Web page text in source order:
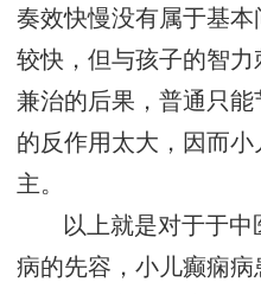
奏效快慢没有属于基
较快，但与孩子的智
兼治的后果，普通只
的反作用太大，因而
主。
以上就是对于于
病的先容，小儿癫痫